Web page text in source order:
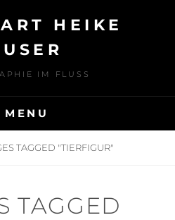
HEIKE
IM FLUSS
MENU
TAGGED "TIERFIGUR"
TAGGED